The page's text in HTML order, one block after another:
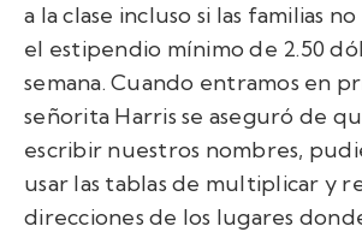
a la clase incluso si las familias
el estipendio mínimo de 2.50
semana. Cuando entramos en
señorita Harris se aseguró de
escribir nuestros nombres,
usar las tablas de multiplicar y
direcciones de los lugares